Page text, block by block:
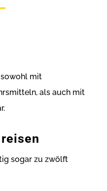
sowohl mit
als auch mit
sogar zu zwölft